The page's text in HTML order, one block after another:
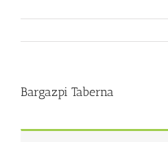
Bargazpi Taberna